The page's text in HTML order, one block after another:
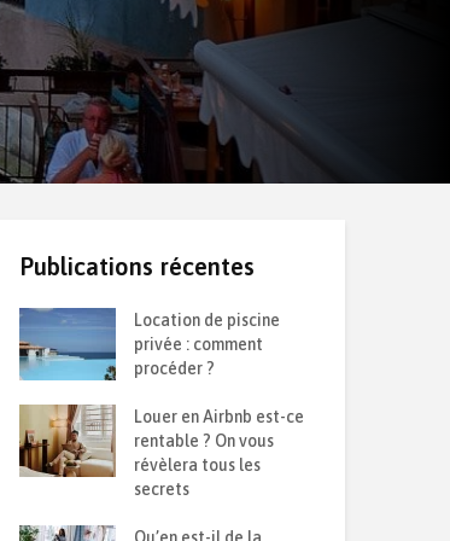
Publications récentes
Location de piscine
privée : comment
procéder ?
Louer en Airbnb est-ce
rentable ? On vous
révèlera tous les
secrets